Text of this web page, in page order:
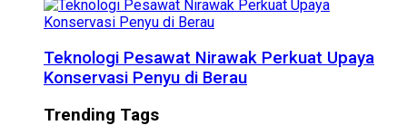
Teknologi Pesawat Nirawak Perkuat Upaya
Konservasi Penyu di Berau
Trending Tags